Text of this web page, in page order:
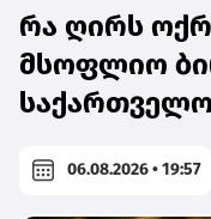
რა ღირს
მსოფლიო
06.08.2026 • 19:57